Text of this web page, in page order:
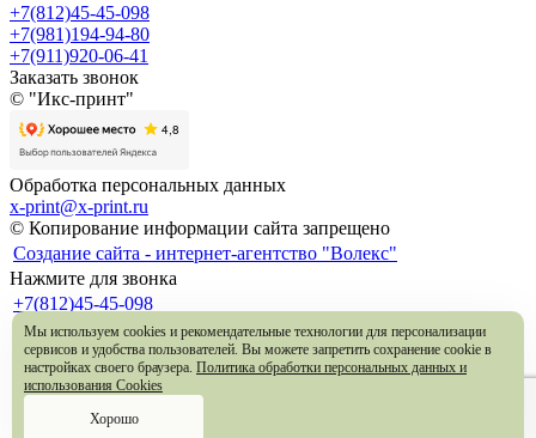
+7(812)45-45-098
+7(981)194-94-80
+7(911)920-06-41
Заказать звонок
© "Икс-принт"
Обработка персональных данных
x-print@x-print.ru
© Копирование информации сайта запрещено
Создание сайта - интернет-агентство "Волекс"
Нажмите для звонка
+7(812)45-45-098
+7(981)194-94-80
+7(911)920-06-41
Санкт-Петербург, Б.Сампсониевский просп., д. 47. метро
Выборгская
x-print@x-print.ru
Мы используем cookies и рекомендательные технологии для персонализации
сервисов и удобства пользователей. Вы можете запретить сохранение cookie в
настройках своего браузера. Политика обработки персональных данных и
использования Cookies
Хорошо